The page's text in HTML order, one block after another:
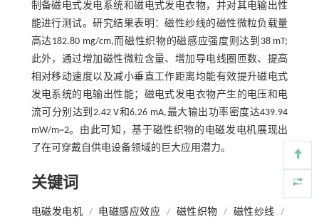
制备磁电式发电系统和磁电式发电衣物，并对其电输出性
能进行测试。研究结果表明：磁性纱线的磁性微粒负载量
高达182.80 mg/cm,而磁性织物的磁感应强度则达到38 mT;
此外，通过增加磁性微粒含量、增加导电线圈匝数、提高
相对移动速度以及减小垂直工作距离均能有效提升磁电式
发电系统的电输出性能；磁电式发电衣物产生的电压和电
流可分别达到2.42 V和6.26 mA,最大输出功率密度达439.94
mW/m~2。由此可知，基于磁性织物的电磁发电机展现出
了在可穿戴自供电设备领域的巨大应用潜力。
关键词
电磁发电机 / 电磁感应效应 / 磁性织物 / 磁性纱线
/